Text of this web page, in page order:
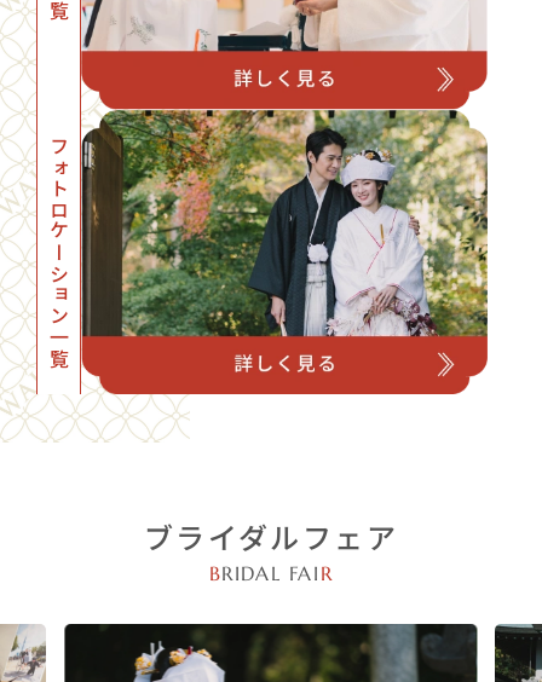
フォトロケーション一覧
ブライダルフェア
BRIDAL FAI R